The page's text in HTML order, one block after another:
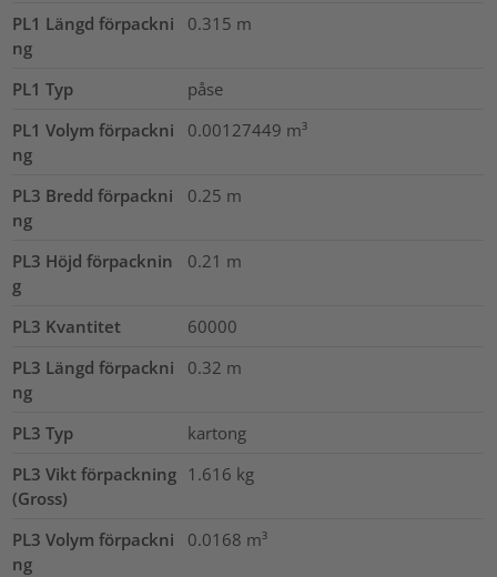
PL1 Längd förpackni
ng
0.315 m
PL1 Typ
påse
PL1 Volym förpackni
ng
0.00127449 m³
PL3 Bredd förpackni
ng
0.25 m
PL3 Höjd förpacknin
g
0.21 m
PL3 Kvantitet
60000
PL3 Längd förpackni
ng
0.32 m
PL3 Typ
kartong
PL3 Vikt förpackning
(Gross)
1.616 kg
PL3 Volym förpackni
ng
0.0168 m³